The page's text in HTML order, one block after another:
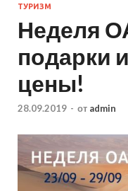
ТУРИЗМ
Неделя
подарки
цены!
28.09.2019 - от admin